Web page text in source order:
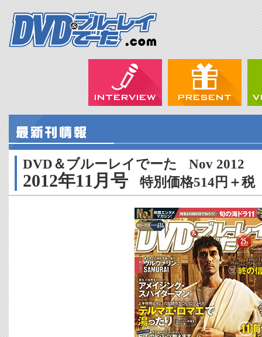
DVD＆ブルーレイでーた Nov 2012
2012年11月号 特別価格514円＋税